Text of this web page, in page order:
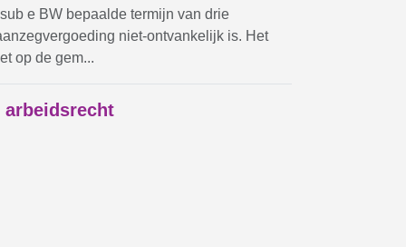
e BW bepaalde termijn van drie
niet-ontvankelijk is. Het
op de gem...
arbeidsrecht